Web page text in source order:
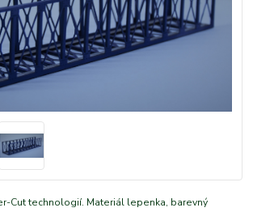
Cut technologií. Materiál lepenka, barevný